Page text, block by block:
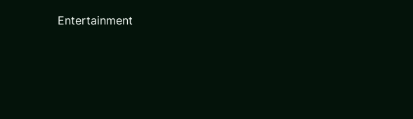
Entertainment